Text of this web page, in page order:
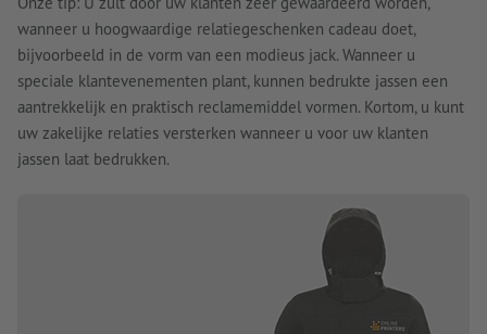
wanneer u hoogwaardige relatiegeschenken cadeau doet,
bijvoorbeeld in de vorm van een modieus jack. Wanneer u
speciale klantevenementen plant, kunnen bedrukte jassen een
aantrekkelijk en praktisch reclamemiddel vormen. Kortom, u kunt
uw zakelijke relaties versterken wanneer u voor uw klanten
jassen laat bedrukken.